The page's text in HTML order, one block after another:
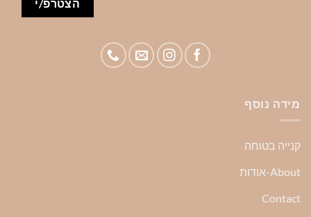
מידה נוסף
קנייה בטוחה
About-אודות
Contact